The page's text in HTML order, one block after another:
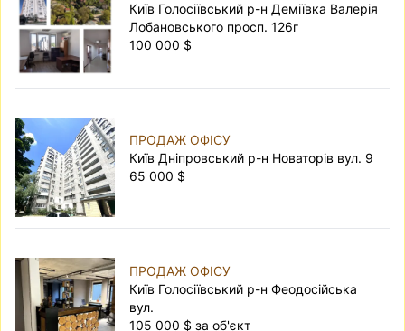
Київ Голосіївський р-н Деміївка Валерія
Лобановського просп. 126г
100 000 $
ПРОДАЖ ОФІСУ
Київ Дніпровський р-н Новаторів вул. 9
65 000 $
ПРОДАЖ ОФІСУ
Київ Голосіївський р-н Феодосійська
вул.
105 000 $ за об'єкт